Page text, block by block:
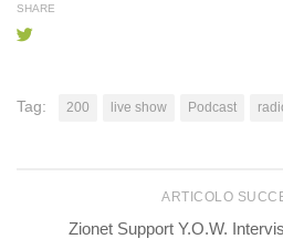
SHARE
Tag: 200 live show Podcast
ARTICOLO
Zionet Support Y.O.W.